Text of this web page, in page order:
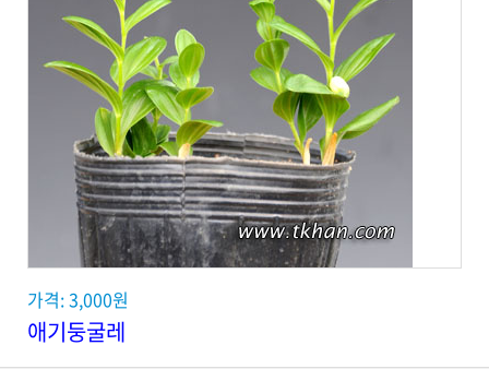
가격: 3,000원
애기둥굴레